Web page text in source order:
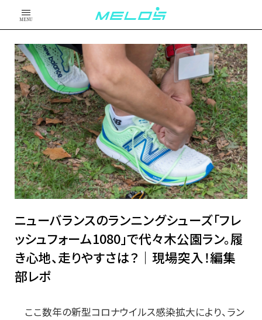
MENU
ニューバランスのランニングシューズ「フレ
ッシュフォーム1080」で代々木公園ラン。履
き心地、走りやすさは？｜現場突入！編集
部レポ
ここ数年の新型コロナウイルス感染拡大により、ラン